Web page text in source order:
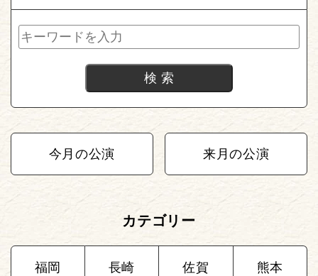
今月の公演 来月の公演
カテゴリー
福岡 長崎 佐賀 熊本